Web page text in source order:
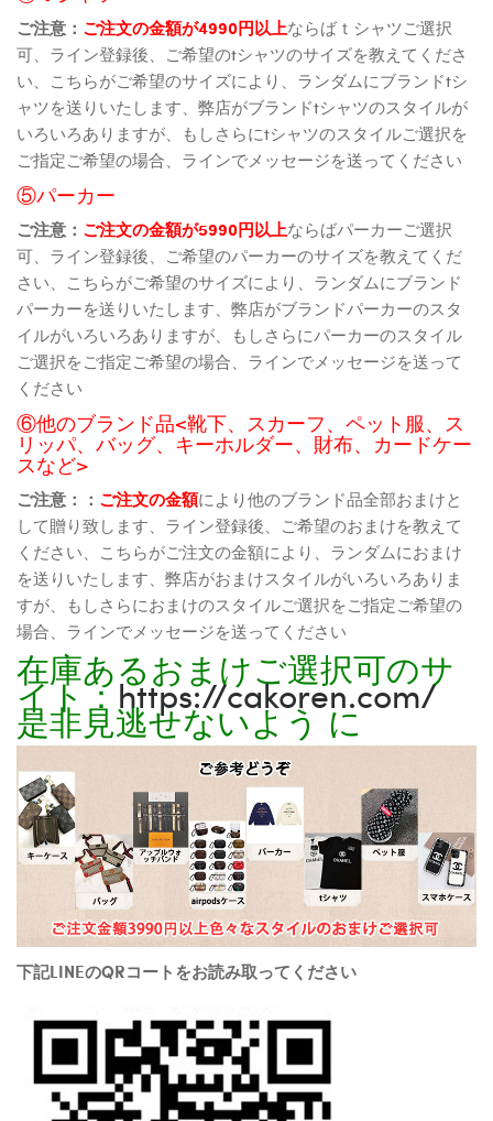
ご注意： ご注文の金額が4990円以上ならばｔシャツご選択
可、ライン登録後、ご希望のtシャツのサイズを教えてくださ
い、こちらがご希望のサイズにより、ランダムにブランドtシ
ャツを送りいたします、弊店がブランドtシャツのスタイルが
いろいろありますが、もしさらにtシャツのスタイルご選択を
ご指定ご希望の場合、ラインでメッセージを送ってください
⑤パーカー
ご注意： ご注文の金額が5990円以上ならばパーカーご選択
可、ライン登録後、ご希望のパーカーのサイズを教えてくだ
さい、こちらがご希望のサイズにより、ランダムにブランド
パーカーを送りいたします、弊店がブランドパーカーのスタ
イルがいろいろありますが、もしさらにパーカーのスタイル
ご選択をご指定ご希望の場合、ラインでメッセージを送って
ください
⑥他のブランド品<靴下、スカーフ、ペット服、ス
リッパ、バッグ、キーホルダー、財布、カードケー
スなど>
ご注意：： ご注文の金額により他のブランド品全部おまけと
して贈り致します、ライン登録後、ご希望のおまけを教えて
ください、こちらがご注文の金額により、ランダムにおまけ
を送りいたします、弊店がおまけスタイルがいろいろありま
すが、もしさらにおまけのスタイルご選択をご指定ご希望の
場合、ラインでメッセージを送ってください
在庫あるおまけご選択可のサ
イト：https://cakoren.com/
是非見逃せないよう に
下記LINEのQRコートをお読み取ってください